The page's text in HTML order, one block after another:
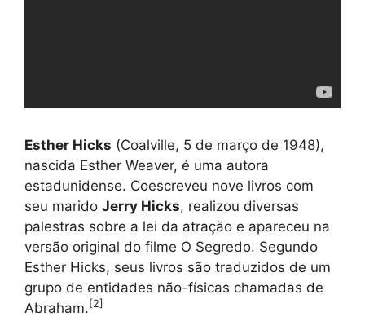
Esther Hicks (Coalville, 5 de março de 1948),
nascida Esther Weaver, é uma autora
estadunidense. Coescreveu nove livros com
seu marido Jerry Hicks, realizou diversas
palestras sobre a lei da atração e apareceu na
versão original do filme O Segredo. Segundo
Esther Hicks, seus livros são traduzidos de um
grupo de entidades não-físicas chamadas de
Abraham. [2]